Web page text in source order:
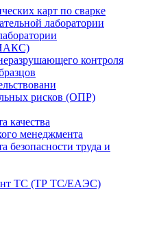
карт по сварке
лаборатории
контроля
рисков (ОПР)
качества
менеджмента
безопасности труда и
ТС (ТР ТС/ЕАЭС)